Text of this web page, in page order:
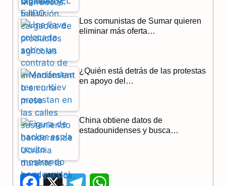
Los comunistas de Sumar quieren
eliminar más oferta…
¿Quién está detrás de las protestas
en apoyo del…
China obtiene datos de
estadounidenses y busca…
F
X